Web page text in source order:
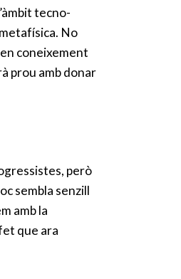
tecno-
No
coneixement
prou amb donar
però
sembla senzill
amb la
que ara